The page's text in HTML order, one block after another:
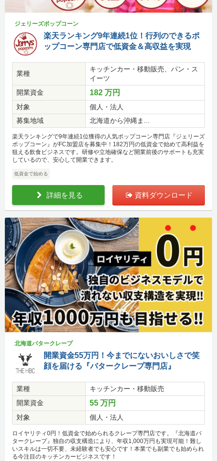
ジェリーズポップコーン
楽天ランキング9年連続1位！行列のできるポ
ップコーン専門店で低資金＆高収益を実現
業種
キッチンカー・移動販売、パン・ス
イーツ
開業資金
182 万円
対象
個人・法人
募集地域
北海道から沖縄ま...
楽天ランキングで9年連続1位獲得の人気ポップコーン専門店『ジェリーズ
ポップコーン』がFC加盟店を募集中！182万円の低資金で始めて高利益を
狙える飲食ビジネスです。研修や立地確保など開業前後のサポートも充実
しているので、安心して開業できます。
低資金で始める
詳細を見る 資料ダウンロード
北海道バタークレープ
開業資金55万円！今までにないおいしさで笑
顔を届ける『バタークレープ専門店』
業種
キッチンカー・移動販売
開業資金
55 万円
対象 個人・法人
ロイヤリティ0円！低資金で始められるクレープ専門店です。『北海道バ
タークレープ』独自の収支構造により、年収1,000万円も実現可能！難し
いスキルは一切不要、未経験者でも安心です！本業でも副業でも始められ
る今注目のキッチンカービジネスです！